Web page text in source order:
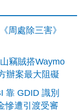
周處除三害》
竊賊搭Waymo
辦案最大阻礙
靠 GDID 識別
慘遭引渡受審